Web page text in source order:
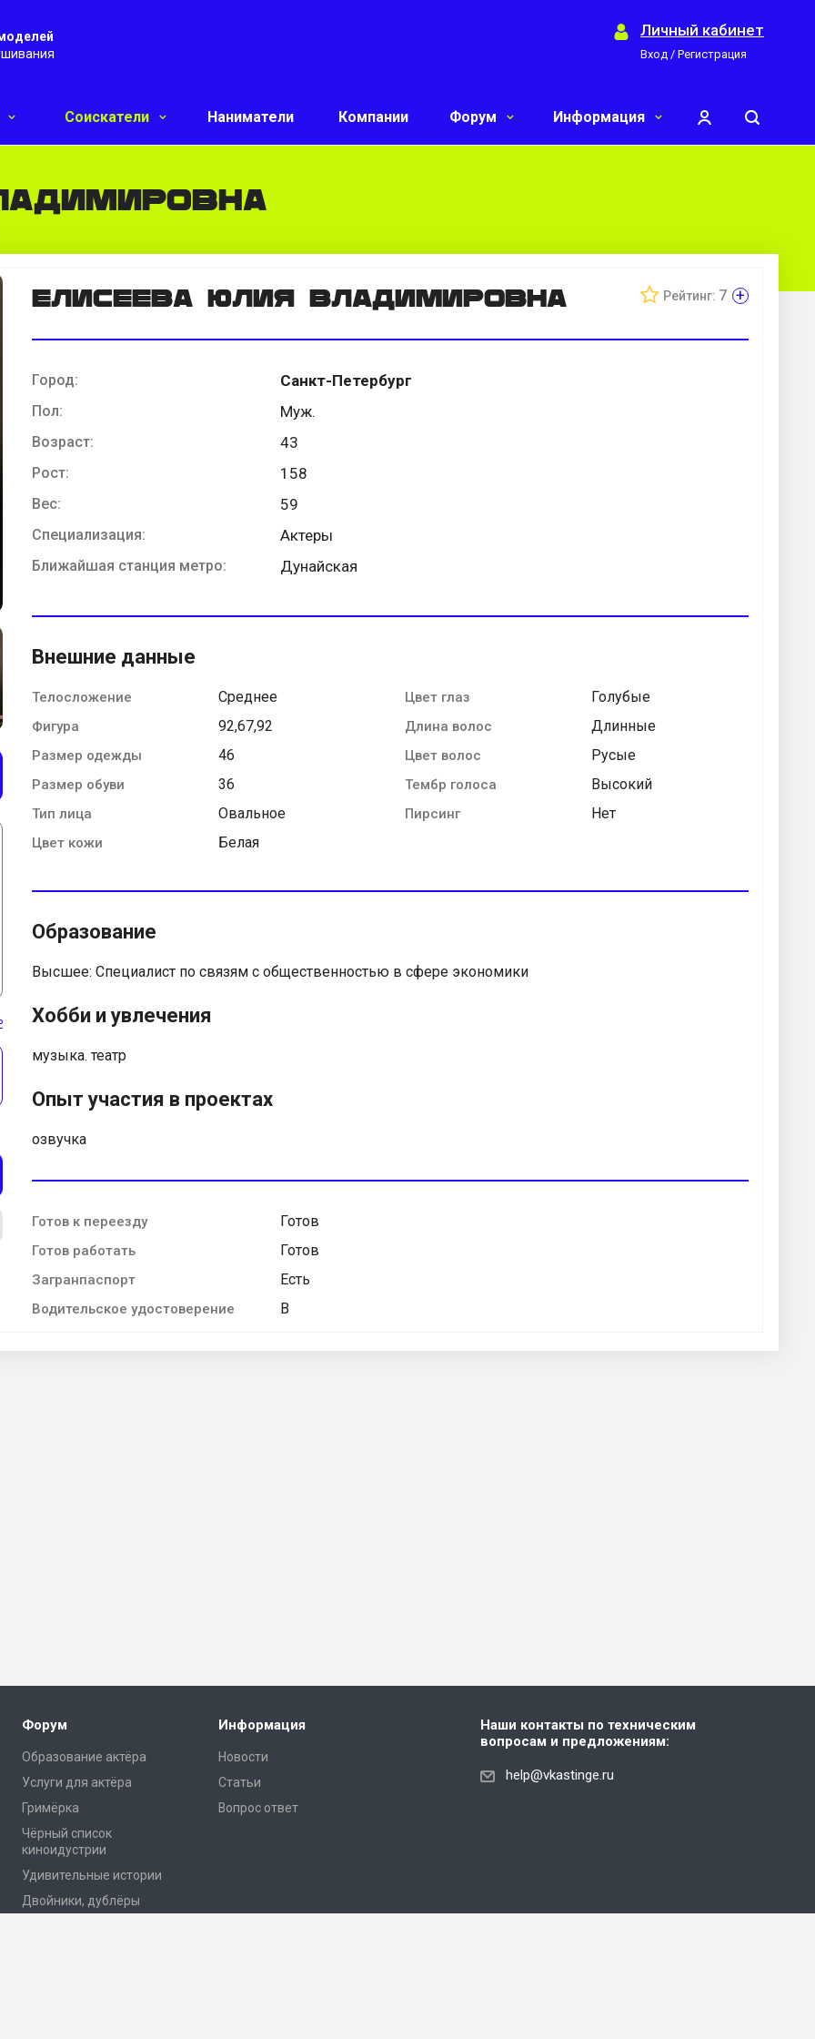
Личный кабинет
Вход / Регистрация
Соискатели Наниматели Компании Форум Информация
Елисеева Юлия Владимировна Рейтинг: 7 +
Город: Санкт-Петербург
Пол: Муж.
Возраст: 43
Рост: 158
Вес: 59
Специализация: Актеры
Ближайшая станция метро: Дунайская
Внешние данные
Телосложение Среднее
Фигура 92,67,92
Размер одежды 46
Размер обуви 36
Тип лица Овальное
Цвет кожи Белая
Цвет глаз Голубые
Длина волос Длинные
Цвет волос Русые
Тембр голоса Высокий
Пирсинг Нет
Образование
Высшее: Специалист по связям с общественностью в сфере экономики
Хобби и увлечения
музыка. театр
Опыт участия в проектах
озвучка
Готов к переезду Готов
Готов работать Готов
Загранпаспорт Есть
Водительское удостоверение B
Форум
Образование актёра
Услуги для актёра
Гримёрка
Чёрный список
киноидустрии
Удивительные истории
Двойники, дублёры
Информация
Новости
Статьи
Вопрос ответ
Наши контакты по техническим
вопросам и предложениям:
help@vkastinge.ru